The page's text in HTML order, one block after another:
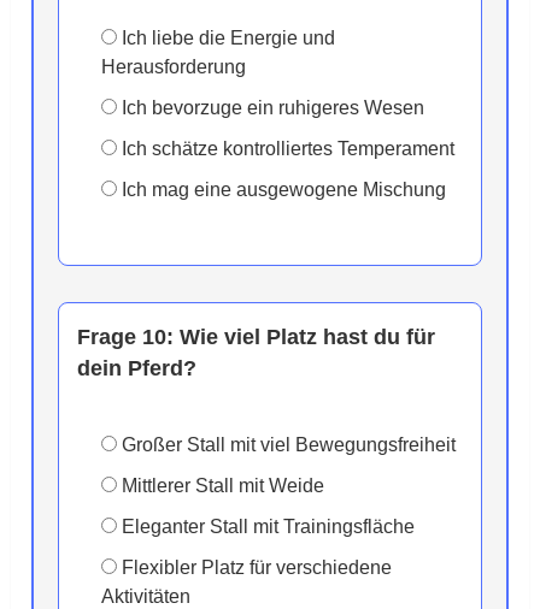
Ich liebe die Energie und
Herausforderung
Ich bevorzuge ein ruhigeres Wesen
Ich schätze kontrolliertes Temperament
Ich mag eine ausgewogene Mischung
Frage 10: Wie viel Platz hast du für
dein Pferd?
Großer Stall mit viel Bewegungsfreiheit
Mittlerer Stall mit Weide
Eleganter Stall mit Trainingsfläche
Flexibler Platz für verschiedene
Aktivitäten